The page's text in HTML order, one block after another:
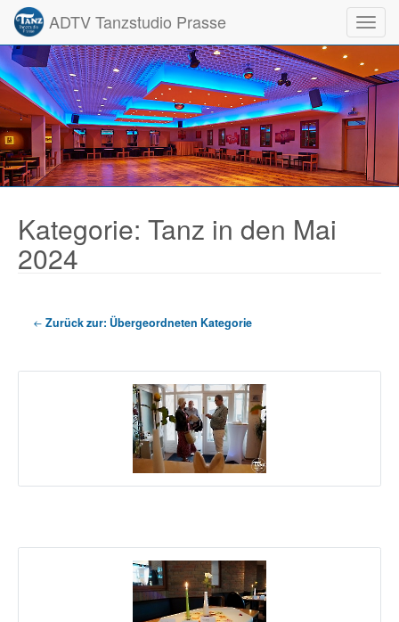
ADTV Tanzstudio Prasse
Kategorie: Tanz in den Mai
2024
Zurück zur: Übergeordneten Kategorie